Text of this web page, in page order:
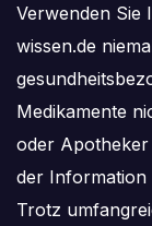
Verwenden Sie
wissen.de
Medikamente
oder Apotheker
der Information
Trotz